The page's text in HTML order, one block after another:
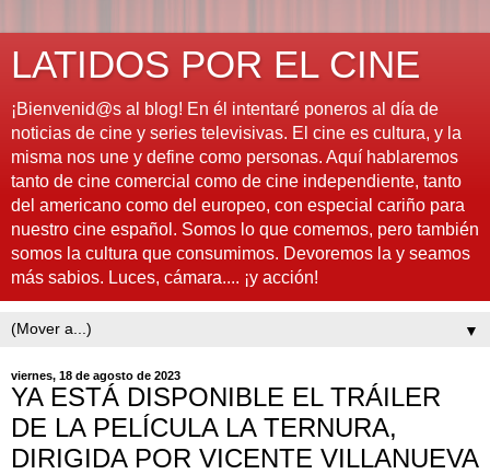
LATIDOS POR EL CINE
¡Bienvenid@s al blog! En él intentaré poneros al día de
noticias de cine y series televisivas. El cine es cultura, y la
misma nos une y define como personas. Aquí hablaremos
tanto de cine comercial como de cine independiente, tanto
del americano como del europeo, con especial cariño para
nuestro cine español. Somos lo que comemos, pero también
somos la cultura que consumimos. Devoremos la y seamos
más sabios. Luces, cámara.... ¡y acción!
▼
viernes, 18 de agosto de 2023
YA ESTÁ DISPONIBLE EL TRÁILER
DE LA PELÍCULA LA TERNURA,
DIRIGIDA POR VICENTE VILLANUEVA